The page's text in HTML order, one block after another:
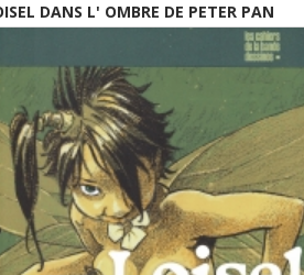
DANS L' OMBRE DE PETER PAN